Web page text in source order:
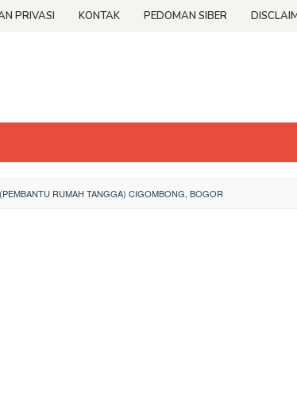
PRIVASI KONTAK PEDOMAN SIBER
RUMAH TANGGA) CIGOMBONG, BOGOR